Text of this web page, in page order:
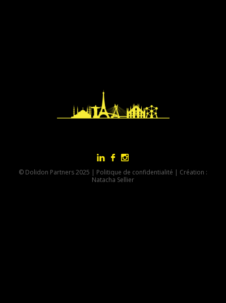
© Dolidon Partners 2025 | Politique de confidentialité | Création :
Natacha Sellier